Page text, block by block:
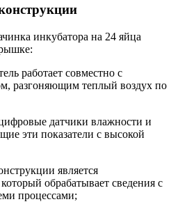
инкубатора на 24 яйца
работает совместно с
разгоняющим теплый воздух по
датчики влажности и
эти показатели с высокой
является
обрабатывает сведения с
процессами;